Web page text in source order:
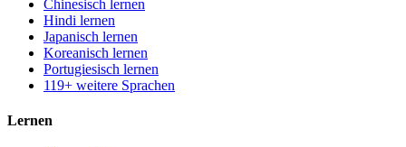
Chinesisch lernen
Hindi lernen
Japanisch lernen
Koreanisch lernen
Portugiesisch lernen
119+ weitere Sprachen
Lernen